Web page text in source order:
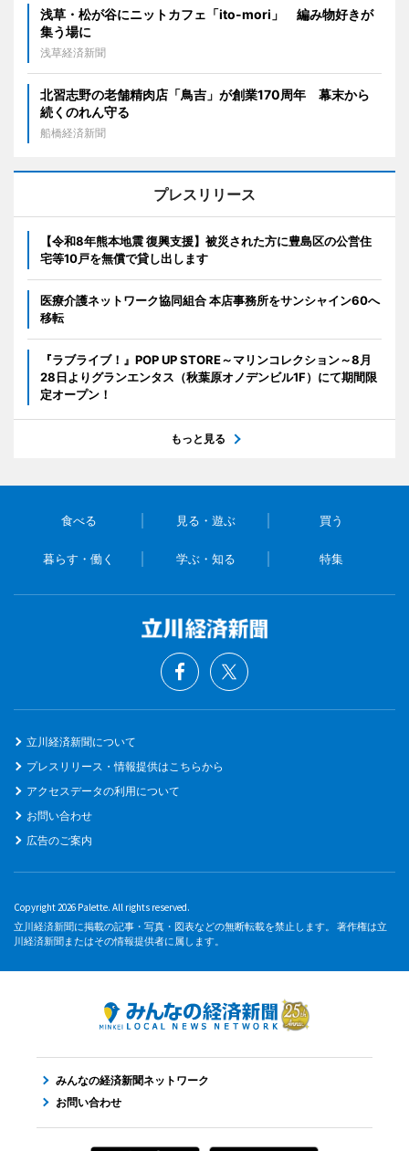
浅草・松が谷にニットカフェ「ito-mori」 編み物好きが
集う場に
浅草経済新聞
北習志野の老舗精肉店「鳥吉」が創業170周年 幕末から
続くのれん守る
船橋経済新聞
プレスリリース
【令和8年熊本地震 復興支援】被災された方に豊島区の公営住
宅等10戸を無償で貸し出します
医療介護ネットワーク協同組合 本店事務所をサンシャイン60へ
移転
『ラブライブ！』POP UP STORE～マリンコレクション～8月
28日よりグランエンタス（秋葉原オノデンビル1F）にて期間限
定オープン！
もっと見る
食べる 見る・遊ぶ 買う
暮らす・働く 学ぶ・知る 特集
立川経済新聞について
プレスリリース・情報提供はこちらから
アクセスデータの利用について
お問い合わせ
広告のご案内
Copyright 2026 Palette. All rights reserved.
立川経済新聞に掲載の記事・写真・図表などの無断転載を禁止します。 著作権は立
川経済新聞またはその情報提供者に属します。
みんなの経済新聞ネットワーク
お問い合わせ